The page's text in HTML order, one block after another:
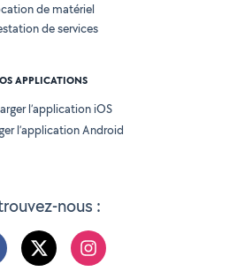
nous :
de matériel
de services
APPLICATIONS
l’application iOS
l’application Android